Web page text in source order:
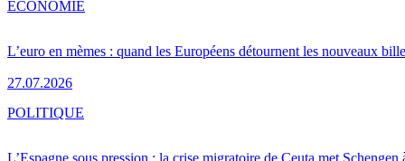
L’euro en mèmes : quand les Européens détournent les nouveaux
27.07.2026
ÉCONOMIE
POLITIQUE